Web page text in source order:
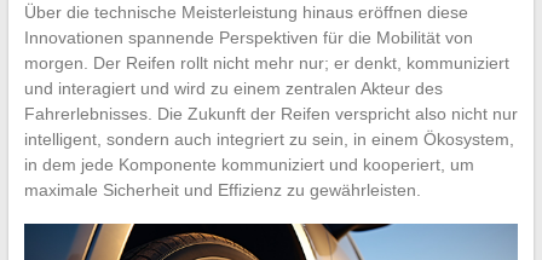
Über die technische Meisterleistung hinaus eröffnen diese
Innovationen spannende Perspektiven für die Mobilität von
morgen. Der Reifen rollt nicht mehr nur; er denkt, kommuniziert
und interagiert und wird zu einem zentralen Akteur des
Fahrerlebnisses. Die Zukunft der Reifen verspricht also nicht nur
intelligent, sondern auch integriert zu sein, in einem Ökosystem,
in dem jede Komponente kommuniziert und kooperiert, um
maximale Sicherheit und Effizienz zu gewährleisten.